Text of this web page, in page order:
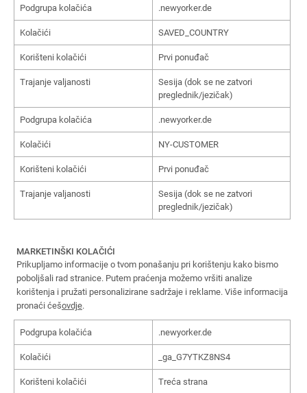
Podgrupa kolačića .newyorker.de
Kolačići SAVED_COUNTRY
Korišteni kolačići Prvi ponuđač
Trajanje valjanosti
Sesija (dok se ne zatvori
preglednik/jezičak)
Podgrupa kolačića .newyorker.de
Kolačići NY-CUSTOMER
Korišteni kolačići Prvi ponuđač
Trajanje valjanosti
Sesija (dok se ne zatvori
preglednik/jezičak)
MARKETINŠKI KOLAČIĆI
Prikupljamo informacije o tvom ponašanju pri korištenju kako bismo
poboljšali rad stranice. Putem praćenja možemo vršiti analize
korištenja i pružati personalizirane sadržaje i reklame. Više informacija
pronaći ćešovdje.
Podgrupa kolačića .newyorker.de
Kolačići _ga_G7YTKZ8NS4
Korišteni kolačići Treća strana